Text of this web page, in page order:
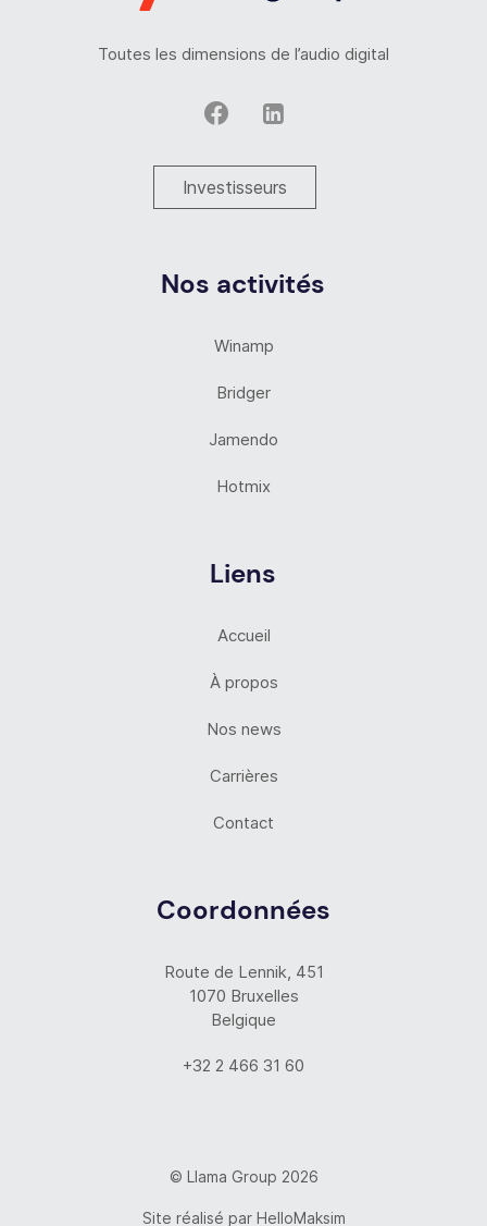
Toutes les dimensions de l’audio digital
Investisseurs
Nos activités
Winamp
Bridger
Jamendo
Hotmix
Liens
Accueil
À propos
Nos news
Carrières
Contact
Coordonnées
Route de Lennik, 451
1070 Bruxelles
Belgique
+32 2 466 31 60
© Llama Group 2026
Site réalisé par HelloMaksim